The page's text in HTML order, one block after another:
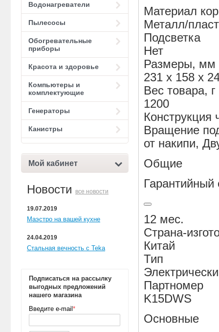
Водонагреватели
Пылесосы
Обогревательные
приборы
Красота и здоровье
Компьютеры и
комплектующие
Генераторы
Канистры
Мой кабинет
Новости все новости
19.07.2019
Маэстро на вашей кухне
24.04.2019
Стальная вечность с Teka
Подписаться на рассылку
выгодных предложений
нашего магазина
Введите e-mail *
Материал
Металл/
Подсветка
Нет
Размеры, мм
231 х 158 х
Вес товара, г
1200
Конструкция
Вращение
от накипи,
Общие
Гарантийный
12 мес.
Страна-
Китай
Тип
Партномер
K15DWS
Основные